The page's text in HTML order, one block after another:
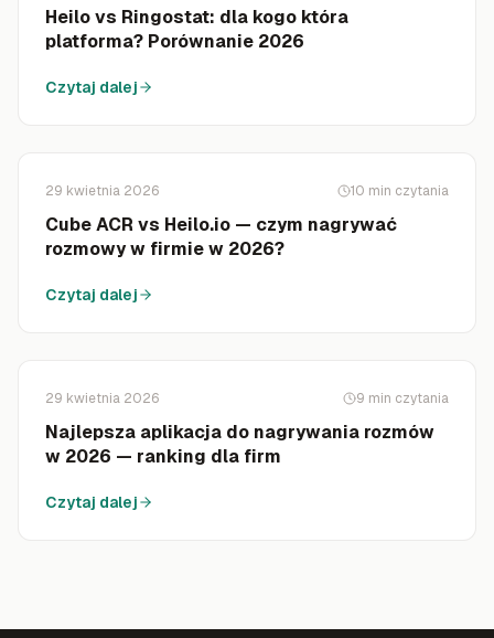
Heilo vs Ringostat: dla kogo która
platforma? Porównanie 2026
Czytaj dalej
29 kwietnia 2026 10 min czytania
Cube ACR vs Heilo.io — czym nagrywać
rozmowy w firmie w 2026?
Czytaj dalej
29 kwietnia 2026 9 min czytania
Najlepsza aplikacja do nagrywania rozmów
w 2026 — ranking dla firm
Czytaj dalej